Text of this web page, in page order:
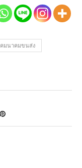
คมนาคมขนส่ง